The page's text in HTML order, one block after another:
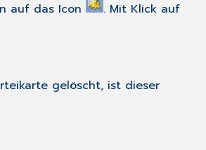
auf das Icon
. Mit Klick auf
gelöscht, ist dieser